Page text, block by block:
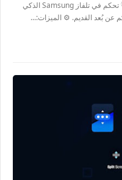
📲Remote for Samsung TV Pro v1.1.22 💡 تحكم في تلفاز Samsung الذكي
عن بُعد القديم. ⚙️ الميزات:...